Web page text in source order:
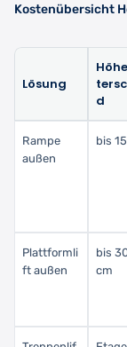
Kostenübersicht
Lösung
d
Rampe
außen
bis
Plattformli
ft außen
bis
cm